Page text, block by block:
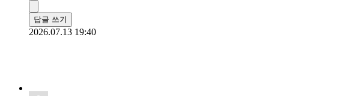
답글 쓰기
2026.07.13 19:40